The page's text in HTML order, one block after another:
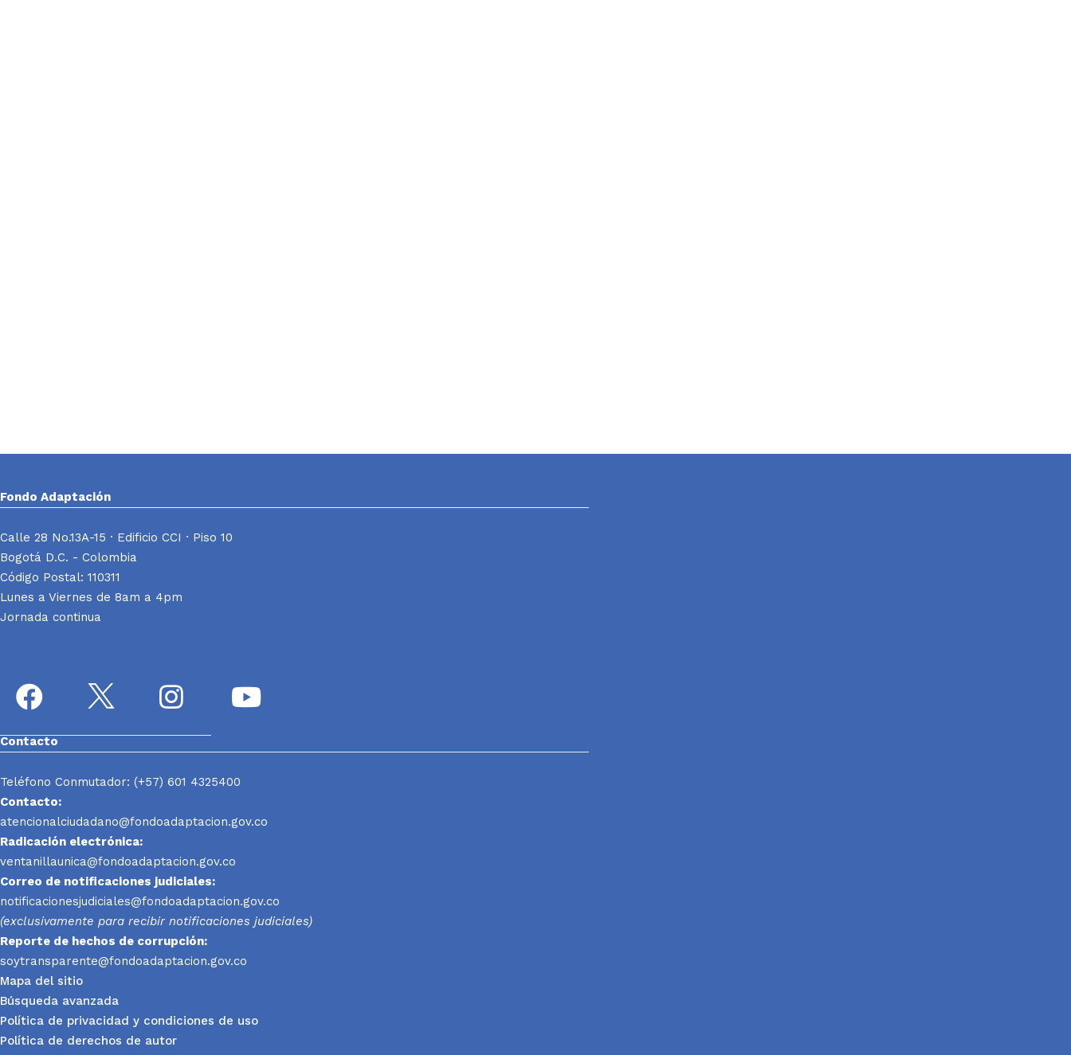
Fondo Adaptación
Calle 28 No.13A-15 · Edificio CCI · Piso 10
Bogotá D.C. - Colombia
Código Postal: 110311
Lunes a Viernes de 8am a 4pm
Jornada continua
Contacto
Teléfono Conmutador: (+57) 601 4325400
Contacto:
atencionalciudadano@fondoadaptacion.gov.co
Radicación electrónica:
ventanillaunica@fondoadaptacion.gov.co
Correo de notificaciones judiciales:
notificacionesjudiciales@fondoadaptacion.gov.co
(exclusivamente para recibir notificaciones judiciales)
Reporte de hechos de corrupción:
soytransparente@fondoadaptacion.gov.co
Mapa del sitio
Búsqueda avanzada
Política de privacidad y condiciones de uso
Política de derechos de autor